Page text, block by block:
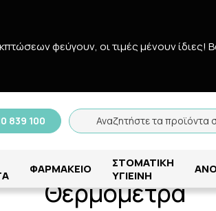
φεύγουν, οι τιμές μένουν ίδιες!
839 100 Αναζητήστε τα προϊόντα
ΦΑΡΜΑΚΕΙΟ
ΣΤΟΜΑΤΙΚΗ
ΥΓΙΕΙΝΗ
Αναζήτηση
Θερμόμετρα